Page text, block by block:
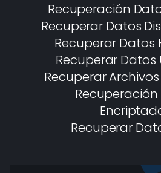
Recuperación
Recuperar Datos
Recuperar Datos
Recuperar Datos
Recuperar
Recuperar